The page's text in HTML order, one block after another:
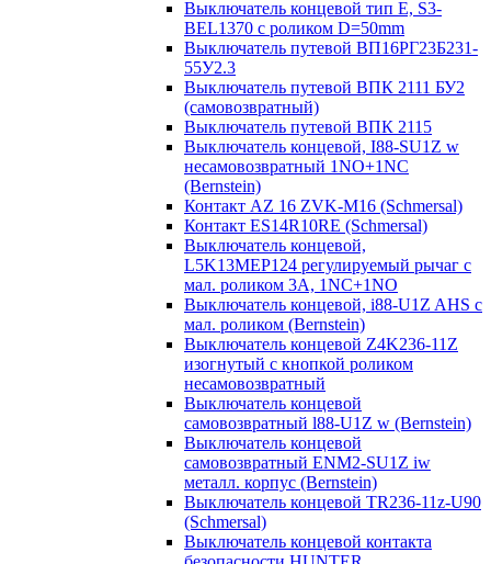
Выключатель концевой тип Е, S3-
BEL1370 с роликом D=50mm
Выключатель путевой ВП16РГ23Б231-
55У2.3
Выключатель путевой ВПК 2111 БУ2
(самовозвратный)
Выключатель путевой ВПК 2115
Выключатель концевой, I88-SU1Z w
несамовозвратный 1NO+1NC
(Bernstein)
Контакт AZ 16 ZVK-M16 (Schmersal)
Контакт ES14R10RE (Schmersal)
Выключатель концевой,
L5K13MEP124 регулируемый рычаг с
мал. роликом 3А, 1NC+1NO
Выключатель концевой, i88-U1Z AHS с
мал. роликом (Bernstein)
Выключатель концевой Z4K236-11Z
изогнутый с кнопкой роликом
несамовозвратный
Выключатель концевой
самовозвратный l88-U1Z w (Bernstein)
Выключатель концевой
самовозвратный ENM2-SU1Z iw
металл. корпус (Bernstein)
Выключатель концевой TR236-11z-U90
(Schmersal)
Выключатель концевой контакта